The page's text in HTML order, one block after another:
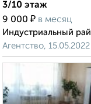
3/10 этаж
9 000 ₽ в месяц
Индустриальный
Агентство, 15.05.2022